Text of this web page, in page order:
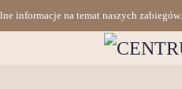
informacje na temat naszych